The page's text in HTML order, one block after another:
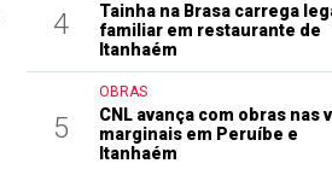
4
Tainha na Brasa carrega
familiar em restaurante de
Itanhaém
5
OBRAS
CNL avança com obras nas
marginais em Peruíbe e
Itanhaém